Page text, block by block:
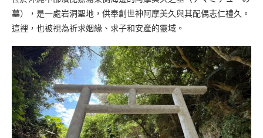
墓），是一處岩洞聖地，供奉創世神阿摩美久與其配偶志仁禮久。
這裡，也被視為祈求姻緣、求子和安產的靈域。